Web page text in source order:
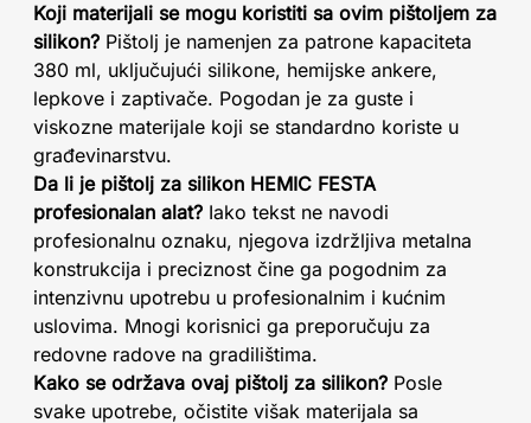
Koji materijali se mogu koristiti sa ovim pištoljem za
silikon? Pištolj je namenjen za patrone kapaciteta
380 ml, uključujući silikone, hemijske ankere,
lepkove i zaptivače. Pogodan je za guste i
viskozne materijale koji se standardno koriste u
građevinarstvu.
Da li je pištolj za silikon HEMIC FESTA
profesionalan alat? Iako tekst ne navodi
profesionalnu oznaku, njegova izdržljiva metalna
konstrukcija i preciznost čine ga pogodnim za
intenzivnu upotrebu u profesionalnim i kućnim
uslovima. Mnogi korisnici ga preporučuju za
redovne radove na gradilištima.
Kako se održava ovaj pištolj za silikon? Posle
svake upotrebe, očistite višak materijala sa